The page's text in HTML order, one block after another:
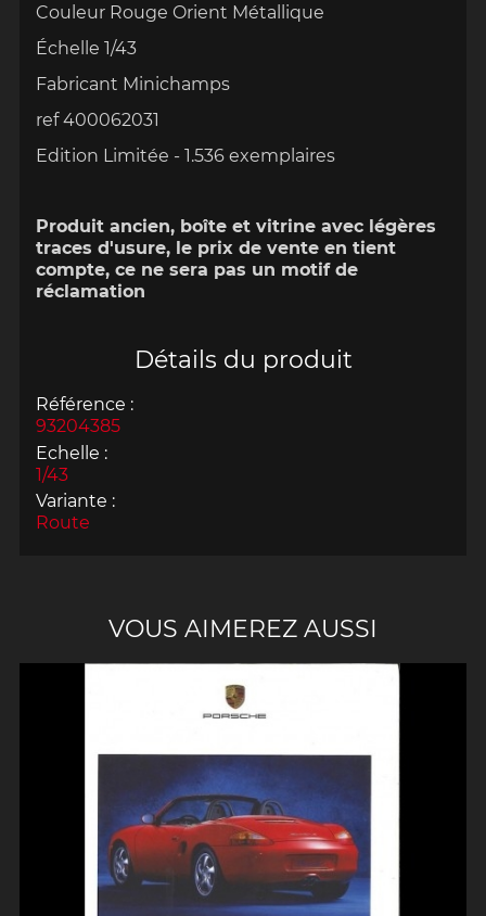
VOUS AIMEREZ AUSSI
Couleur Rouge Orient Métallique
Échelle 1/43
Fabricant Minichamps
ref 400062031
Edition Limitée - 1.536 exemplaires
Produit ancien, boîte et vitrine avec légères
traces d'usure, le prix de vente en tient
compte, ce ne sera pas un motif de
réclamation
Détails du produit
Référence :
93204385
Echelle :
1/43
Variante :
Route